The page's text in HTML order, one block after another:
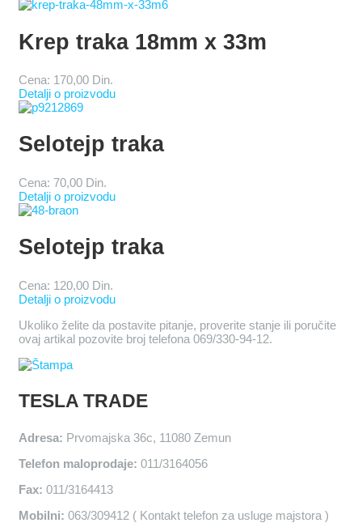
Krep traka 18mm x 33m
Cena: 170,00 Din.
Detalji o proizvodu
Selotejp traka
Cena: 70,00 Din.
Detalji o proizvodu
Selotejp traka
Cena: 120,00 Din.
Detalji o proizvodu
Ukoliko želite da postavite pitanje, proverite stanje ili poručite
ovaj artikal pozovite broj telefona 069/330-94-12.
TESLA TRADE
Adresa: Prvomajska 36c, 11080 Zemun
Telefon maloprodaje: 011/3164056
Fax: 011/3164413
Mobilni: 063/309412 ( Kontakt telefon za usluge majstora )